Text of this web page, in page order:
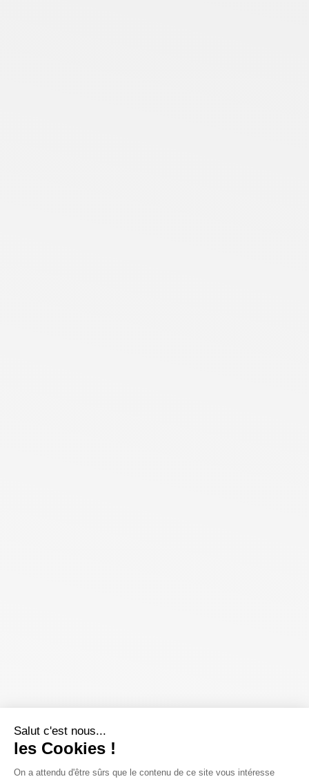
Salut c'est nous...
les Cookies !
On a attendu d'être sûrs que le contenu de ce site vous intéresse